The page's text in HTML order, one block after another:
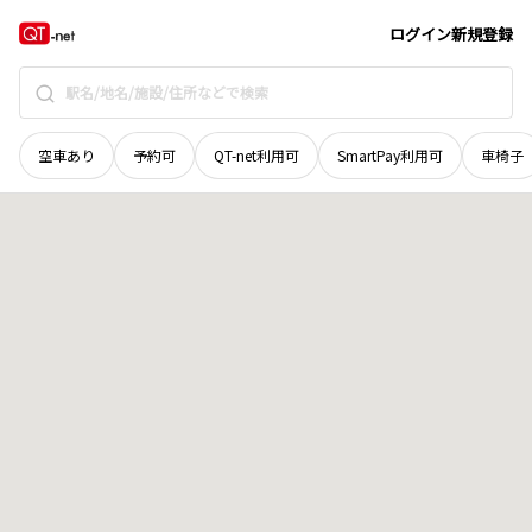
ログイン新規登録
空車あり 予約可 QT-net利用可 SmartPay利用可 車椅子
北海道